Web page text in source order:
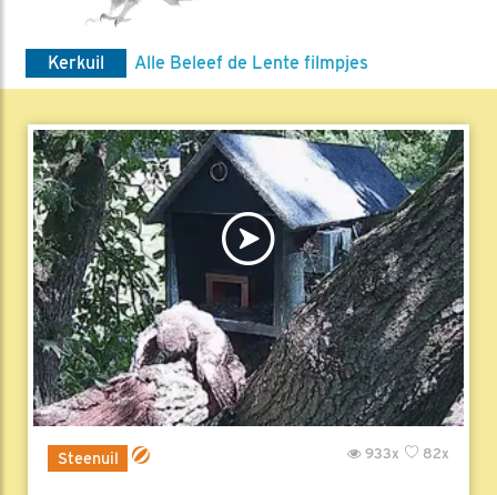
Kerkuil Alle Beleef de Lente filmpjes
Steenuil 82x
933x